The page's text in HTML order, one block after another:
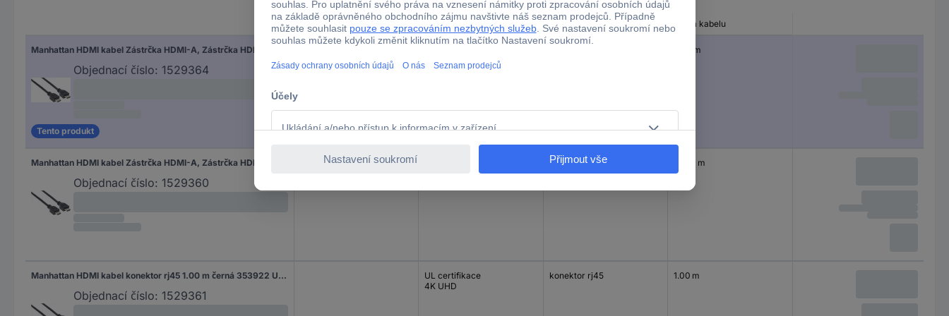
Typ připojení Vlastnosti kabelu Připojení kabelu Délka kabelu
Objednací číslo: 1529364
Tento produkt
HDMI-A na HDMI-A
UL certifikace
5.00 m
Objednací číslo: 1529360
HDMI-A na HDMI-A
UL certifikace
Zástrčka HDMI-A
Zástrčka HDMI-A
10.00 m
Manhattan HDMI kabel konektor rj45 1.00 m černá 353922 UL certifikace, 4K UHD HDMI kabel
Objednací číslo: 1529361
UL certifikace
4K UHD
konektor rj45 1.00 m